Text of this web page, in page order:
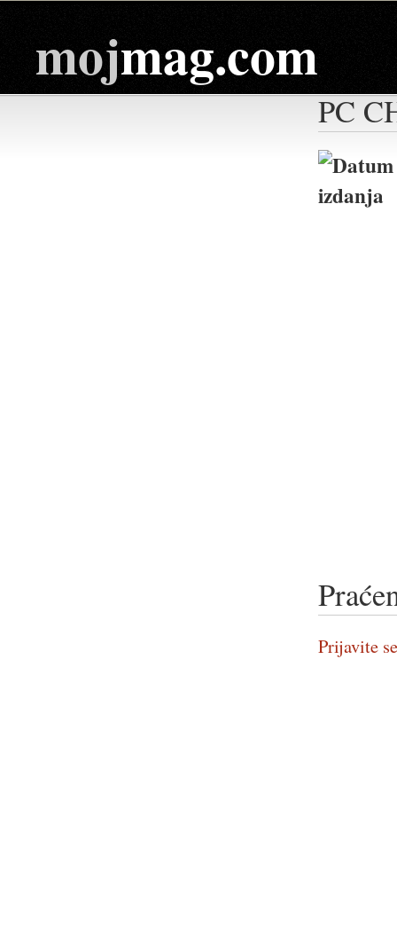
mojmag.com
PC
Prijavite